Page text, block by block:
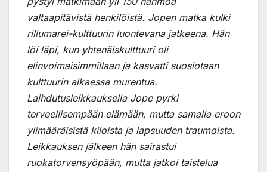
valtaapitävistä henkilöistä. Jopen matka kulki
rillumarei-kulttuurin luontevana jatkeena. Hän
löi läpi, kun yhtenäiskulttuuri oli
elinvoimaisimmillaan ja kasvatti suosiotaan
kulttuurin alkaessa murentua.
Laihdutusleikkauksella Jope pyrki
terveellisempään elämään, mutta samalla eroon
ylimääräisistä kiloista ja lapsuuden traumoista.
Leikkauksen jälkeen hän sairastui
ruokatorvensyöpään, mutta jatkoi taistelua